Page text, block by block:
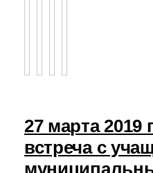
27 марта
встреча с